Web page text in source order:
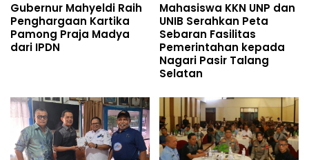
Gubernur Mahyeldi Raih
Penghargaan Kartika
Pamong Praja Madya
dari IPDN
Mahasiswa KKN UNP dan
UNIB Serahkan Peta
Sebaran Fasilitas
Pemerintahan kepada
Nagari Pasir Talang
Selatan